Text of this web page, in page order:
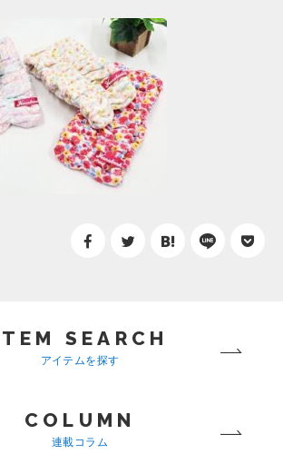
SEARCH
アイテムを探す
COLUMN
連載コラム